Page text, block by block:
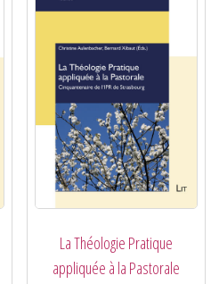
La Théologie Pratique
appliquée à la Pastorale